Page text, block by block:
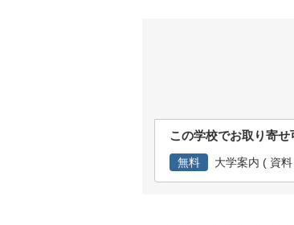
この学校でお取り寄
無料 大学案内 ( 資料